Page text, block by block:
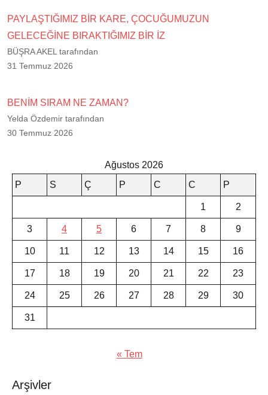
PAYLAŞTIĞIMIZ BİR KARE, ÇOCUĞUMUZUN
GELECEĞİNE BIRAKTIĞIMIZ BİR İZ
BÜŞRA AKEL tarafından
31 Temmuz 2026
BENİM SIRAM NE ZAMAN?
Yelda Özdemir tarafından
30 Temmuz 2026
Ağustos 2026
P
S Ç P C C P
1 2
3 4 5 6 7 8 9
10 11 12 13 14 15 16
17 18 19 20 21 22 23
24 25 26 27 28 29 30
31
« Tem
Arşivler